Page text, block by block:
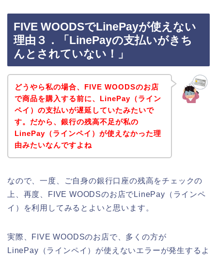
FIVE WOODSでLinePayが使えない
理由３．「LinePayの支払いがきち
んとされていない！」
どうやら私の場合、FIVE WOODSのお店
で商品を購入する前に、LinePay（ライン
ペイ）の支払いが遅延していたみたいで
す。だから、銀行の残高不足が私の
LinePay（ラインペイ）が使えなかった理
由みたいなんですよね
なので、一度、ご自身の銀行口座の残高をチェックの
上、再度、FIVE WOODSのお店でLinePay（ラインペ
イ）を利用してみるとよいと思います。
実際、FIVE WOODSのお店で、多くの方が
LinePay（ラインペイ）が使えないエラーが発生するよ